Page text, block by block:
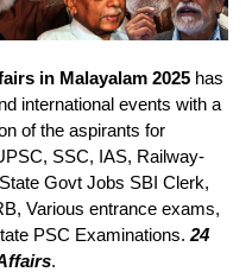
in Malayalam 2025 has
international events with a
of the aspirants for
SSC, IAS, Railway-
Govt Jobs SBI Clerk,
Various entrance exams,
PSC Examinations. 24
.